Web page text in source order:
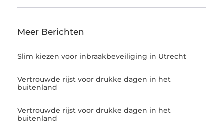
Meer Berichten
Slim kiezen voor inbraakbeveiliging in Utrecht
Vertrouwde rijst voor drukke dagen in het
buitenland
Vertrouwde rijst voor drukke dagen in het
buitenland